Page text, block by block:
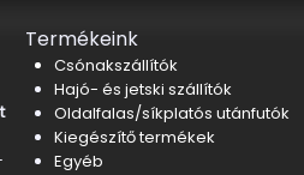
Termékeink
Csónakszállítók
Hajó- és jetski szállítók
Oldalfalas/síkplatós utánfutók
Kiegészítő termékek
Egyéb